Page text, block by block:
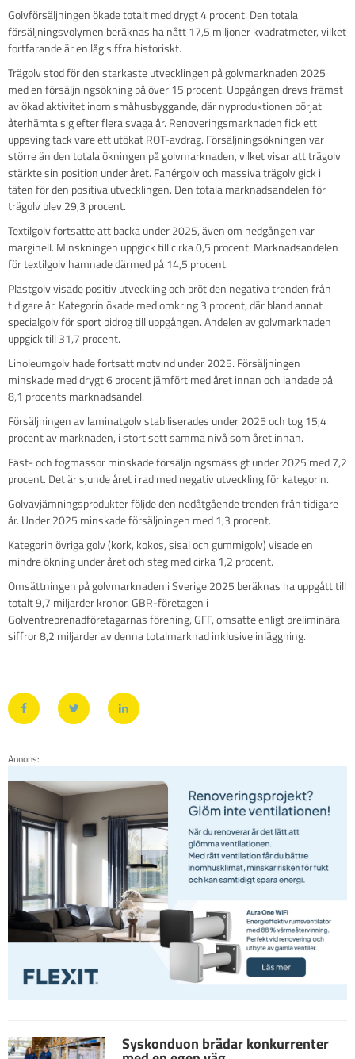
Golvförsäljningen ökade totalt med drygt 4 procent. Den totala
försäljningsvolymen beräknas ha nått 17,5 miljoner kvadratmeter, vilket
fortfarande är en låg siffra historiskt.
Trägolv stod för den starkaste utvecklingen på golvmarknaden 2025
med en försäljningsökning på över 15 procent. Uppgången drevs främst
av ökad aktivitet inom småhusbyggande, där nyproduktionen börjat
återhämta sig efter flera svaga år. Renoveringsmarknaden fick ett
uppsving tack vare ett utökat ROT-avdrag. Försäljningsökningen var
större än den totala ökningen på golvmarknaden, vilket visar att trägolv
stärkte sin position under året. Fanérgolv och massiva trägolv gick i
täten för den positiva utvecklingen. Den totala marknadsandelen för
trägolv blev 29,3 procent.
Textilgolv fortsatte att backa under 2025, även om nedgången var
marginell. Minskningen uppgick till cirka 0,5 procent. Marknadsandelen
för textilgolv hamnade därmed på 14,5 procent.
Plastgolv visade positiv utveckling och bröt den negativa trenden från
tidigare år. Kategorin ökade med omkring 3 procent, där bland annat
specialgolv för sport bidrog till uppgången. Andelen av golvmarknaden
uppgick till 31,7 procent.
Linoleumgolv hade fortsatt motvind under 2025. Försäljningen
minskade med drygt 6 procent jämfört med året innan och landade på
8,1 procents marknadsandel.
Försäljningen av laminatgolv stabiliserades under 2025 och tog 15,4
procent av marknaden, i stort sett samma nivå som året innan.
Fäst- och fogmassor minskade försäljningsmässigt under 2025 med 7,2
procent. Det är sjunde året i rad med negativ utveckling för kategorin.
Golvavjämningsprodukter följde den nedåtgående trenden från tidigare
år. Under 2025 minskade försäljningen med 1,3 procent.
Kategorin övriga golv (kork, kokos, sisal och gummigolv) visade en
mindre ökning under året och steg med cirka 1,2 procent.
Omsättningen på golvmarknaden i Sverige 2025 beräknas ha uppgått till
totalt 9,7 miljarder kronor. GBR-företagen i
Golventreprenadföretagarnas förening, GFF, omsatte enligt preliminära
siffror 8,2 miljarder av denna totalmarknad inklusive inläggning.
Annons:
Syskonduon brädar konkurrenter